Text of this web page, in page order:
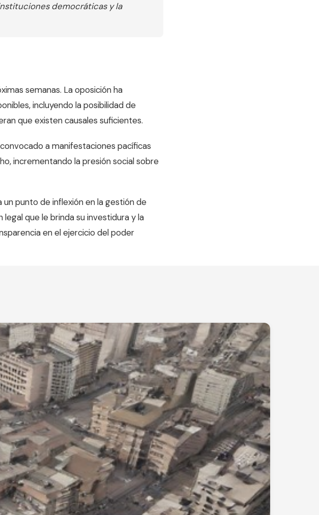
democráticas y la
semanas. La oposición ha
incluyendo la posibilidad de
que existen causales suficientes.
a manifestaciones pacíficas
incrementando la presión social sobre
punto de inflexión en la gestión de
que le brinda su investidura y la
en el ejercicio del poder